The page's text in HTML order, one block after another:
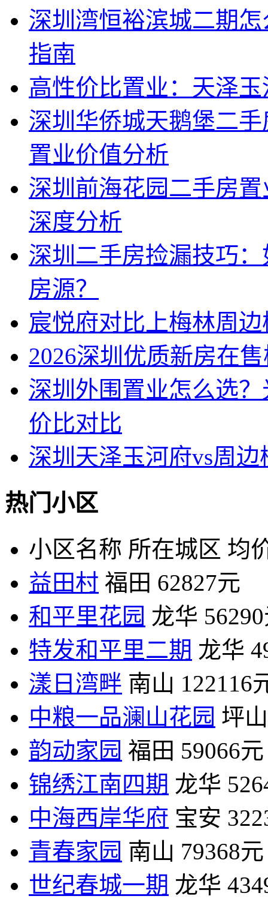
深圳湾恒裕滨城二期
指南
高性价比置业：天泽
深圳华侨城天鹅堡二
置业价值分析
深圳前海花园二手房
深度分析
深圳二手房捡漏技巧
房源？
宸悦府对比上梅林周
2026深圳优质新房在
深圳外围置业怎么选
价比对比
深圳天泽玉河府vs周
热门小区
小区名称 所在城区 均
益田村 福田 62827元
和平里花园 龙华
特发和平里二期 龙华
漾日湾畔 南山 122116
中粮一品澜山花园 坪山
韵动家园 福田 59066元
锦绣江南四期 龙华
中海西岸华府 宝安
青春家园 南山 79368元
世纪春城一期 龙华